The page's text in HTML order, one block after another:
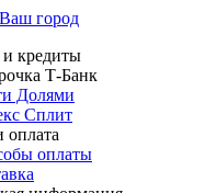
город
и кредиты
Т-Банк
Долями
Сплит
оплата
оплаты